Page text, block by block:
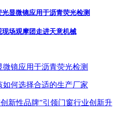
显微镜应用于沥青荧光检测
场观摩团走进天意机械
镜应用于沥青荧光检测
何选择合适的生产厂家
新性品牌”引领门窗行业创新升